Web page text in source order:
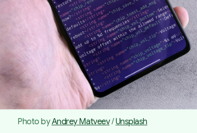
Photo by Andrey Matveev / Unsplash